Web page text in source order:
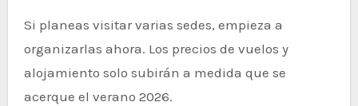
Si planeas visitar varias sedes, empieza a
organizarlas ahora. Los precios de vuelos y
alojamiento solo subirán a medida que se
acerque el verano 2026.